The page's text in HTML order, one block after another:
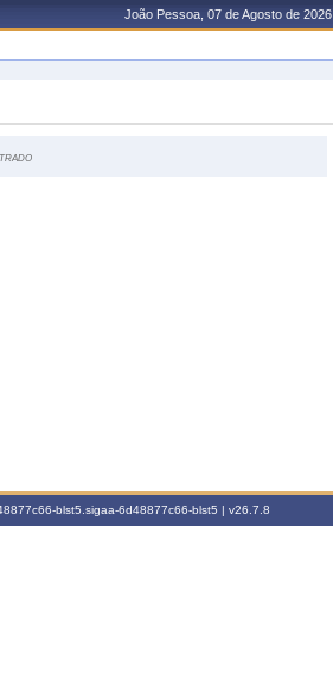
João Pessoa, 07 de Agosto de 2026
blst5.sigaa-6d48877c66-blst5 | v26.7.8